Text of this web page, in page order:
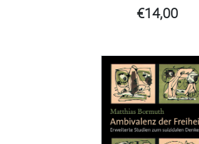
€14,00